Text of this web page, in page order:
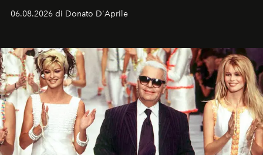
Italia la sua style evolution.
06.08.2026 di Donato D'Aprile